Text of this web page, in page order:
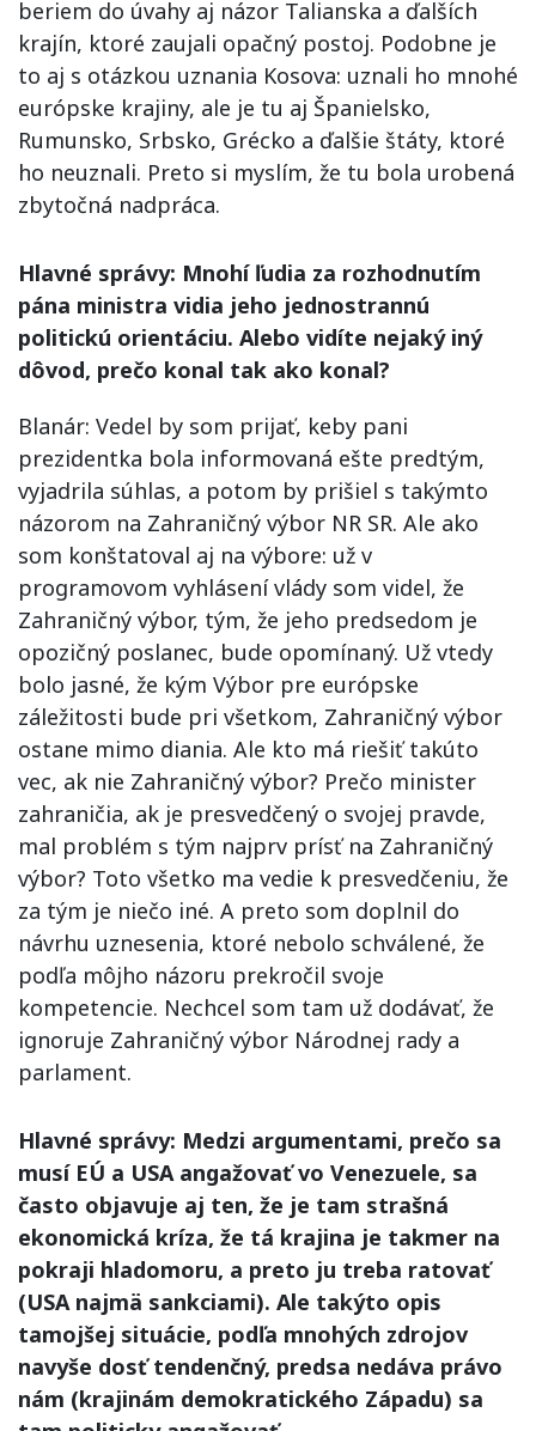
beriem do úvahy aj názor Talianska a ďalších
krajín, ktoré zaujali opačný postoj. Podobne je
to aj s otázkou uznania Kosova: uznali ho mnohé
európske krajiny, ale je tu aj Španielsko,
Rumunsko, Srbsko, Grécko a ďalšie štáty, ktoré
ho neuznali. Preto si myslím, že tu bola urobená
zbytočná nadpráca.
Hlavné správy: Mnohí ľudia za rozhodnutím
pána ministra vidia jeho jednostrannú
politickú orientáciu. Alebo vidíte nejaký iný
dôvod, prečo konal tak ako konal?
Blanár: Vedel by som prijať, keby pani
prezidentka bola informovaná ešte predtým,
vyjadrila súhlas, a potom by prišiel s takýmto
názorom na Zahraničný výbor NR SR. Ale ako
som konštatoval aj na výbore: už v
programovom vyhlásení vlády som videl, že
Zahraničný výbor, tým, že jeho predsedom je
opozičný poslanec, bude opomínaný. Už vtedy
bolo jasné, že kým Výbor pre európske
záležitosti bude pri všetkom, Zahraničný výbor
ostane mimo diania. Ale kto má riešiť takúto
vec, ak nie Zahraničný výbor? Prečo minister
zahraničia, ak je presvedčený o svojej pravde,
mal problém s tým najprv prísť na Zahraničný
výbor? Toto všetko ma vedie k presvedčeniu, že
za tým je niečo iné. A preto som doplnil do
návrhu uznesenia, ktoré nebolo schválené, že
podľa môjho názoru prekročil svoje
kompetencie. Nechcel som tam už dodávať, že
ignoruje Zahraničný výbor Národnej rady a
parlament.
Hlavné správy: Medzi argumentami, prečo sa
musí EÚ a USA angažovať vo Venezuele, sa
často objavuje aj ten, že je tam strašná
ekonomická kríza, že tá krajina je takmer na
pokraji hladomoru, a preto ju treba ratovať
(USA najmä sankciami). Ale takýto opis
tamojšej situácie, podľa mnohých zdrojov
navyše dosť tendenčný, predsa nedáva právo
nám (krajinám demokratického Západu) sa